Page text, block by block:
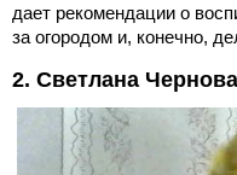
дает рекомендации о
за огородом и, конечно,
2. Светлана Чернова